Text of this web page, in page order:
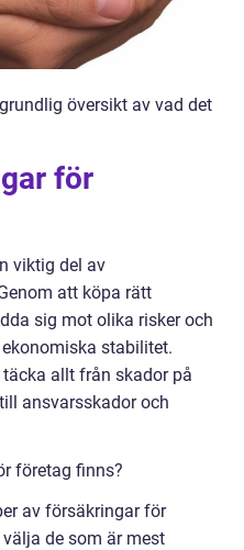
översikt av vad det
för
viktig del av
att köpa rätt
sig mot olika risker och
stabilitet.
allt från skador på
ansvarsskador och
företag finns?
av försäkringar för
de som är mest